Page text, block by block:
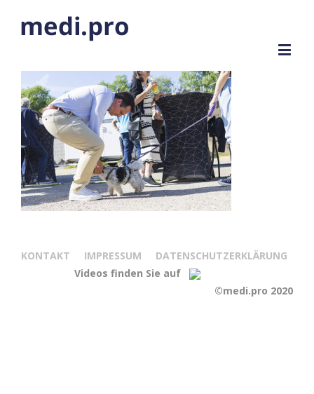
KONTAKT IMPRESSUM
DATENSCHUTZERKLÄRUNG
Videos finden Sie auf
©medi.pro 2020